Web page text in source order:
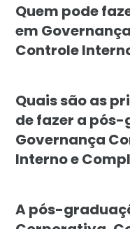
Quem pode
em
Controle
Quais são as
de fazer a
Governança
Interno e
A pós-